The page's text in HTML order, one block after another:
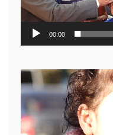
00:00
Reproductor
de
video